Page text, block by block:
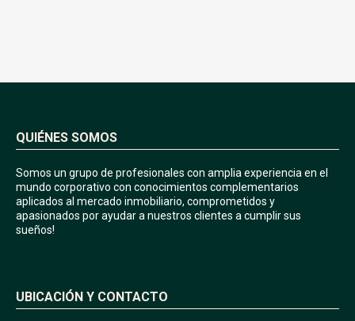
QUIÉNES SOMOS
Somos un grupo de profesionales con amplia experiencia en el
mundo corporativo con conocimientos complementarios
aplicados al mercado inmobiliario, comprometidos y
apasionados por ayudar a nuestros clientes a cumplir sus
sueños!
UBICACIÓN Y CONTACTO